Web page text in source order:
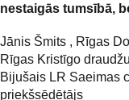
nestaigās tumsībā,
Jānis Šmits , Rīgas
Rīgas Kristīgo
Bijušais LR Saeimas
priekšsēdētājs